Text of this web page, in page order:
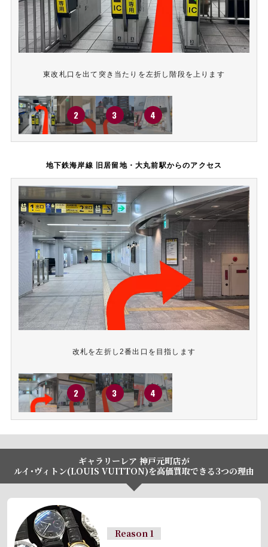
東改札口を出て突き当たりを左折し階段を上ります
地下鉄海岸線 旧居留地・大丸前駅からのアクセス
改札を左折し2番出口を目指します
ギャラリーレア 神戸元町店が
ルイ･ヴィトン(LOUIS VUITTON)を高価買取できる3つの理由
Reason 1